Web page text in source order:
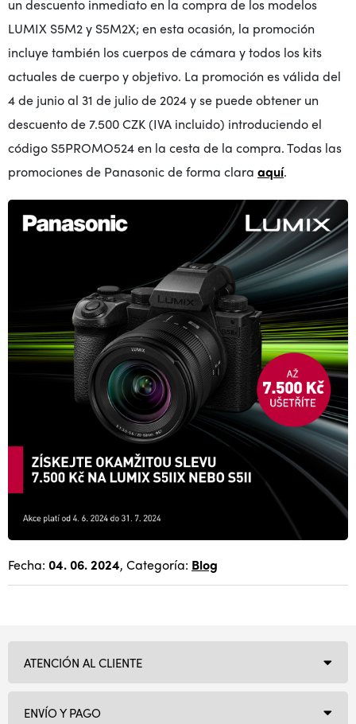
un descuento inmediato en la compra de los modelos
LUMIX S5M2 y S5M2X; en esta ocasión, la promoción
incluye también los cuerpos de cámara y todos los kits
actuales de cuerpo y objetivo. La promoción es válida del
4 de junio al 31 de julio de 2024 y se puede obtener un
descuento de 7.500 CZK (IVA incluido) introduciendo el
código S5PROMO524 en la cesta de la compra. Todas las
promociones de Panasonic de forma clara aquí.
Fecha: 04. 06. 2024, Categoría: Blog
ATENCIÓN AL CLIENTE
ENVÍO Y PAGO